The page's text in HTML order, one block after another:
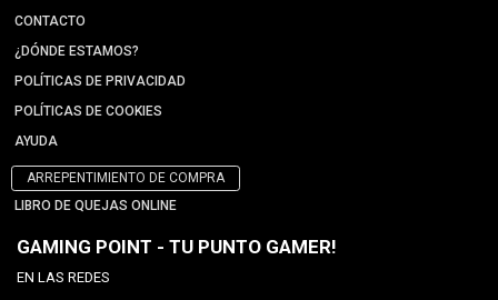
CONTACTO
¿DÓNDE ESTAMOS?
POLÍTICAS DE PRIVACIDAD
POLÍTICAS DE COOKIES
AYUDA
ARREPENTIMIENTO DE COMPRA
LIBRO DE QUEJAS ONLINE
GAMING POINT - TU PUNTO GAMER!
EN LAS REDES